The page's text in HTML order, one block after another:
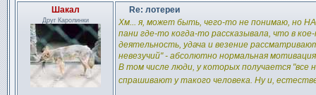
Шакал
Друг Каролинки
Re: лотереи
Хм... я, может быть, чего-то не понимаю, но
пани где-то когда-то рассказывала, что в
деятельность, удача и везение
невезучий" - абсолютно нормальная
В том числе люди, у которых получается
спрашивают у такого человека. Ну и,